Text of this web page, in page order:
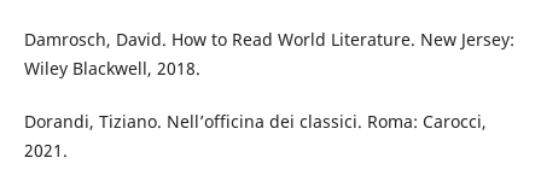
Damrosch, David. How to Read World Literature. New Jersey:
Wiley Blackwell, 2018.
Dorandi, Tiziano. Nell’officina dei classici. Roma: Carocci,
2021.